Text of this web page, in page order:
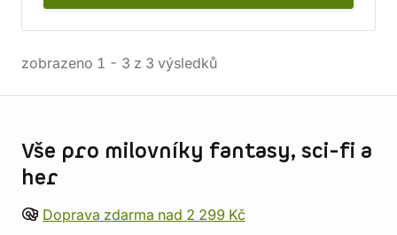
zobrazeno 1 - 3 z 3 výsledků
Vše pro milovníky fantasy, sci-fi a
her
Doprava zdarma nad 2 299 Kč